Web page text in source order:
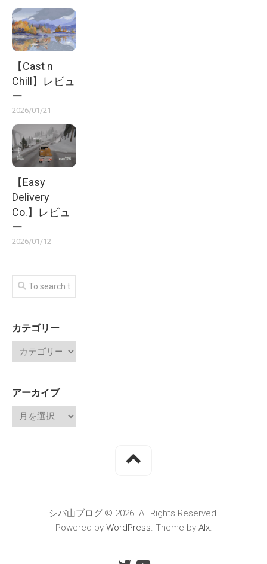
【Cast n
Chill】レビュ
ー
2026/01/21
【Easy
Delivery
Co.】レビュ
ー
2026/01/12
カテゴリー
アーカイブ
シバ山ブログ © 2026. All Rights Reserved.
Powered by WordPress. Theme by Alx.